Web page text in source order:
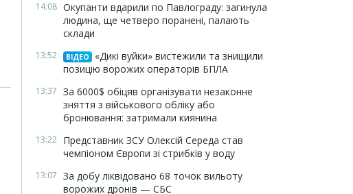
14:08 Окупанти вдарили по Павлограду: загинула
людина, ще четверо поранені, палають
склади
13:52 ВІДЕО
«Дикі вуйки» вистежили та знищили
позицію ворожих операторів БПЛА
13:37 За 6000$ обіцяв організувати незаконне
зняття з військового обліку або
бронювання: затримали киянина
13:22 Представник ЗСУ Олексій Середа став
чемпіоном Європи зі стрибків у воду
13:07 За добу ліквідовано 68 точок вильоту
ворожих дронів — СБС